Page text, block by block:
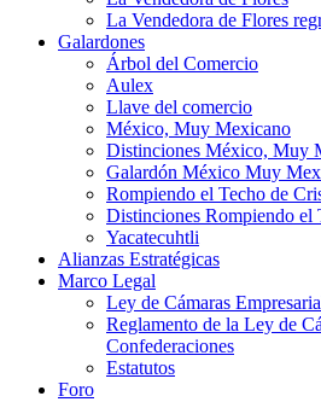
La Vendedora de Flores
Galardones
Árbol del Comercio
Aulex
Llave del comercio
México, Muy Mexicano
Distinciones México, Muy
Galardón México Muy
Rompiendo el Techo de
Distinciones Rompiendo el
Yacatecuhtli
Alianzas Estratégicas
Marco Legal
Ley de Cámaras
Reglamento de la Ley de
Confederaciones
Estatutos
Foro